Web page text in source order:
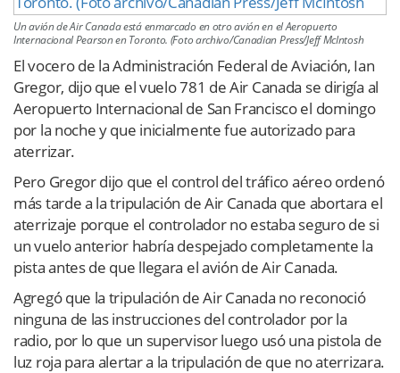
Un avión de Air Canada está enmarcado en otro avión en el Aeropuerto
Internacional Pearson en Toronto. (Foto archivo/Canadian Press/Jeff McIntosh
El vocero de la Administración Federal de Aviación, Ian
Gregor, dijo que el vuelo 781 de Air Canada se dirigía al
Aeropuerto Internacional de San Francisco el domingo
por la noche y que inicialmente fue autorizado para
aterrizar.
Pero Gregor dijo que el control del tráfico aéreo ordenó
más tarde a la tripulación de Air Canada que abortara el
aterrizaje porque el controlador no estaba seguro de si
un vuelo anterior habría despejado completamente la
pista antes de que llegara el avión de Air Canada.
Agregó que la tripulación de Air Canada no reconoció
ninguna de las instrucciones del controlador por la
radio, por lo que un supervisor luego usó una pistola de
luz roja para alertar a la tripulación de que no aterrizara.